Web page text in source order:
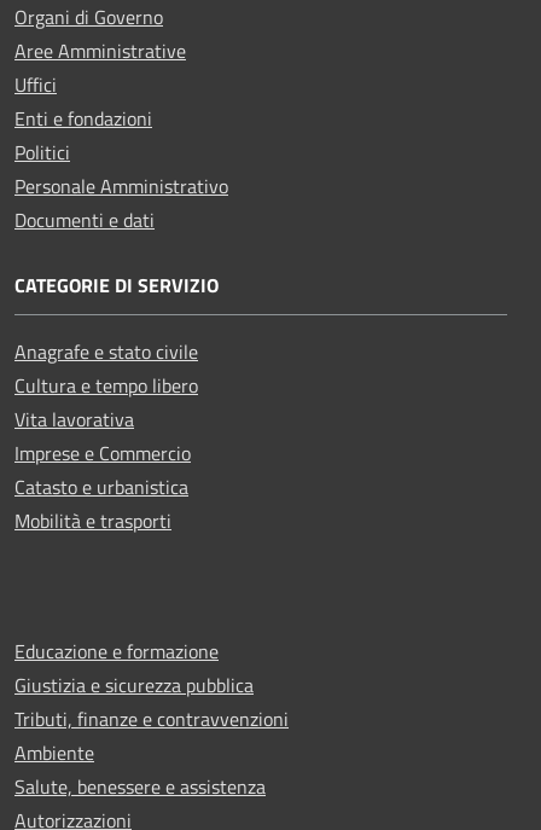
Organi di Governo
Aree Amministrative
Uffici
Enti e fondazioni
Politici
Personale Amministrativo
Documenti e dati
CATEGORIE DI SERVIZIO
Anagrafe e stato civile
Cultura e tempo libero
Vita lavorativa
Imprese e Commercio
Catasto e urbanistica
Mobilità e trasporti
Educazione e formazione
Giustizia e sicurezza pubblica
Tributi, finanze e contravvenzioni
Ambiente
Salute, benessere e assistenza
Autorizzazioni